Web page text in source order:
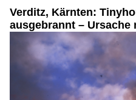
Verditz, Kärnten:
ausgebrannt – Ursache